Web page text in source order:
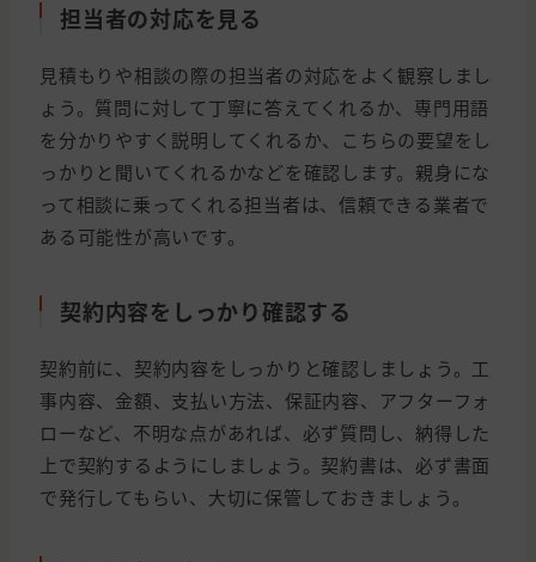
担当者の対応を見る
見積もりや相談の際の担当者の対応をよく観察しまし
ょう。質問に対して丁寧に答えてくれるか、専門用語
を分かりやすく説明してくれるか、こちらの要望をし
っかりと聞いてくれるかなどを確認します。親身にな
って相談に乗ってくれる担当者は、信頼できる業者で
ある可能性が高いです。
契約内容をしっかり確認する
契約前に、契約内容をしっかりと確認しましょう。工
事内容、金額、支払い方法、保証内容、アフターフォ
ローなど、不明な点があれば、必ず質問し、納得した
上で契約するようにしましょう。契約書は、必ず書面
で発行してもらい、大切に保管しておきましょう。